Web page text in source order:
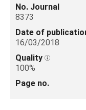
No. Journal
8373
Date of
16/03/2018
Quality
100%
Page no.